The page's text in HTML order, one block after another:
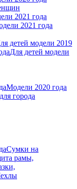
2021 года
2021 года
детей модели 2019
Для детей модели
Модели 2020 года
города
Сумки на
рамы,